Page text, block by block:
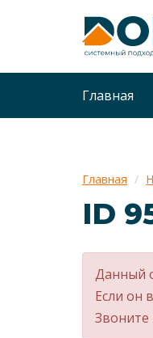
Главная
Главная
ID
Данный
Если он